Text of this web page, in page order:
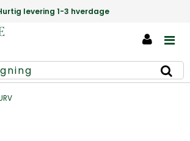
levering 1-3 hverdage